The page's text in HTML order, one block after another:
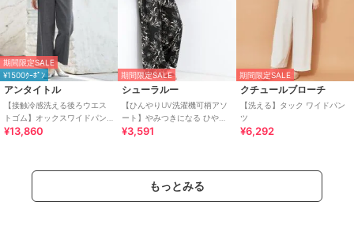
期間限定SALE
¥1500ｸｰﾎﾟﾝ
アンタイトル
【接触冷感洗える後ろウエス
トゴム】オックスワイドパン
ツ
¥13,860
期間限定SALE
シューラルー
【ひんやりUV洗濯機可柄アソ
ート】やみつきになる ひやと
ろイージーワイドパンツ
¥3,591
期間限定SALE
クチュールブローチ
【洗える】タック ワイドパン
ツ
¥6,292
もっとみる